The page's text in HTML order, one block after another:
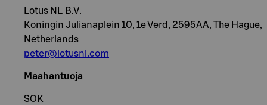
Lotus NL B.V.
Koningin Julianaplein 10, 1e Verd, 2595AA, The Hague,
Netherlands
peter@lotusnl.com
Maahantuoja
SOK